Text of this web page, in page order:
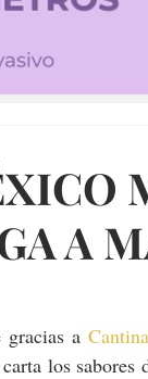
A
gracias a
los sabores